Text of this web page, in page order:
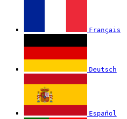
Français
Deutsch
Español